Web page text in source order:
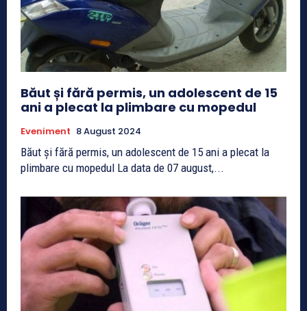
Băut și fără permis, un adolescent de 15
ani a plecat la plimbare cu mopedul
Eveniment 8 August 2024
Băut și fără permis, un adolescent de 15 ani a plecat la
plimbare cu mopedul La data de 07 august,...